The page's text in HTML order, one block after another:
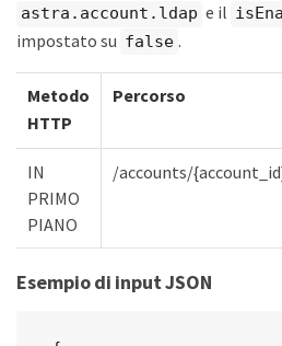
astra.account.ldap e il
impostato su false .
Metodo
HTTP
Percorso
IN
PRIMO
PIANO
/accounts/
Esempio di input JSON